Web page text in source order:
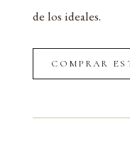
de los ideales.
COMPRAR